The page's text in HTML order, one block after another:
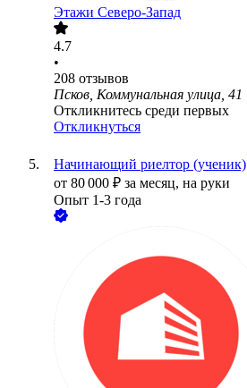
Этажи Северо-Запад
4.7
•
208 отзывов
Псков, Коммунальная улица, 41
Откликнитесь среди первых
Откликнуться
Начинающий риелтор (ученик)
от 80 000 ₽ за месяц, на руки
Опыт 1-3 года